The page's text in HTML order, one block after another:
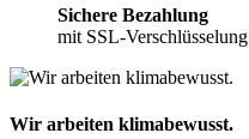
Sichere Bezahlung
mit SSL-Verschlüsselung
Wir arbeiten klimabewusst.